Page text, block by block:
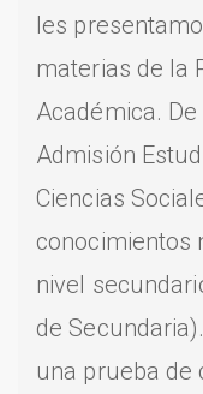
les
materias de la
Académica.
Admisión
Ciencias
conocimientos
nivel
de
una prueba de